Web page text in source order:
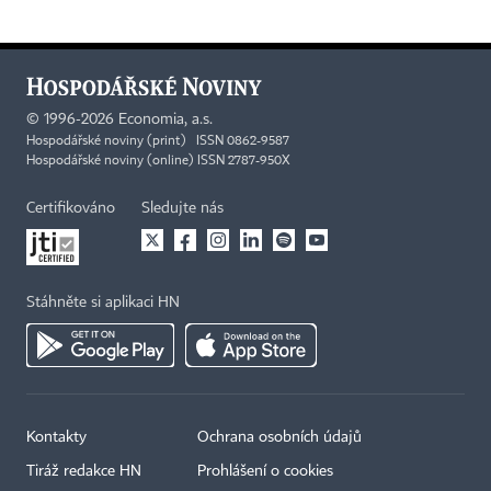
© 1996-2026 Economia, a.s.
Hospodářské noviny (print) ISSN 0862-9587
Hospodářské noviny (online) ISSN 2787-950X
Certifikováno Sledujte nás
Stáhněte si aplikaci HN
Kontakty
Tiráž redakce HN
Ochrana osobních údajů
Prohlášení o cookies